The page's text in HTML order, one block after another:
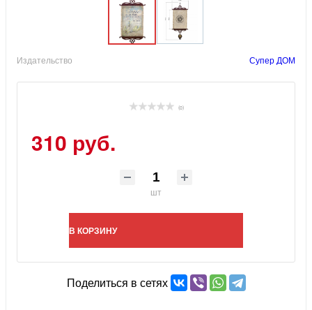
Издательство Супер ДОМ
(0)
310 руб.
шт
В КОРЗИНУ
Поделиться в сетях